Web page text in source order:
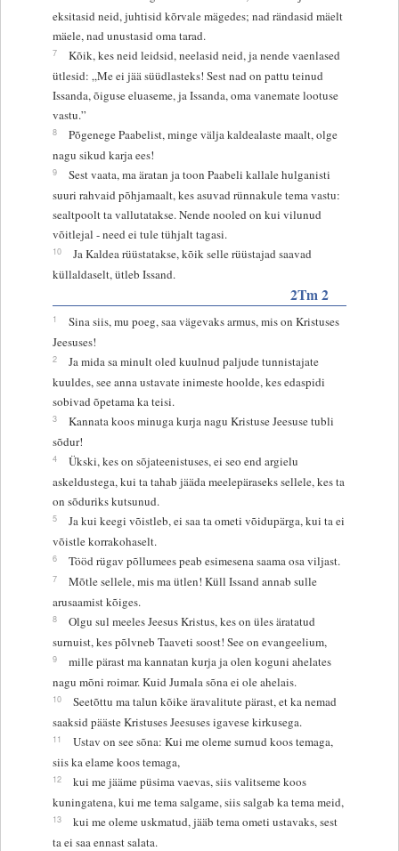
eksitasid neid, juhtisid kõrvale mägedes; nad rändasid mäelt
mäele, nad unustasid oma tarad.
7
Kõik, kes neid leidsid, neelasid neid, ja nende vaenlased
ütlesid: „Me ei jää süüdlasteks! Sest nad on pattu teinud
Issanda, õiguse eluaseme, ja Issanda, oma vanemate lootuse
vastu.”
8
Põgenege Paabelist, minge välja kaldealaste maalt, olge
nagu sikud karja ees!
9
Sest vaata, ma äratan ja toon Paabeli kallale hulganisti
suuri rahvaid põhjamaalt, kes asuvad rünnakule tema vastu:
sealtpoolt ta vallutatakse. Nende nooled on kui vilunud
võitlejal - need ei tule tühjalt tagasi.
10
Ja Kaldea rüüstatakse, kõik selle rüüstajad saavad
küllaldaselt, ütleb Issand.
2Tm 2
1
Sina siis, mu poeg, saa vägevaks armus, mis on Kristuses
Jeesuses!
2
Ja mida sa minult oled kuulnud paljude tunnistajate
kuuldes, see anna ustavate inimeste hoolde, kes edaspidi
sobivad õpetama ka teisi.
3
Kannata koos minuga kurja nagu Kristuse Jeesuse tubli
sõdur!
4
Ükski, kes on sõjateenistuses, ei seo end argielu
askeldustega, kui ta tahab jääda meelepäraseks sellele, kes ta
on sõduriks kutsunud.
5
Ja kui keegi võistleb, ei saa ta ometi võidupärga, kui ta ei
võistle korrakohaselt.
6 Tööd rügav põllumees peab esimesena saama osa viljast.
7
Mõtle sellele, mis ma ütlen! Küll Issand annab sulle
arusaamist kõiges.
8
Olgu sul meeles Jeesus Kristus, kes on üles äratatud
surnuist, kes põlvneb Taaveti soost! See on evangeelium,
9
mille pärast ma kannatan kurja ja olen koguni ahelates
nagu mõni roimar. Kuid Jumala sõna ei ole ahelais.
10
Seetõttu ma talun kõike äravalitute pärast, et ka nemad
saaksid pääste Kristuses Jeesuses igavese kirkusega.
11
Ustav on see sõna: Kui me oleme surnud koos temaga,
siis ka elame koos temaga,
12
kui me jääme püsima vaevas, siis valitseme koos
kuningatena, kui me tema salgame, siis salgab ka tema meid,
13
kui me oleme uskmatud, jääb tema ometi ustavaks, sest
ta ei saa ennast salata.